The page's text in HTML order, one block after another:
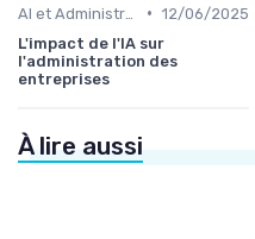
• 12/06/2025
L'impact de l'IA sur
l'administration des
entreprises
À lire aussi